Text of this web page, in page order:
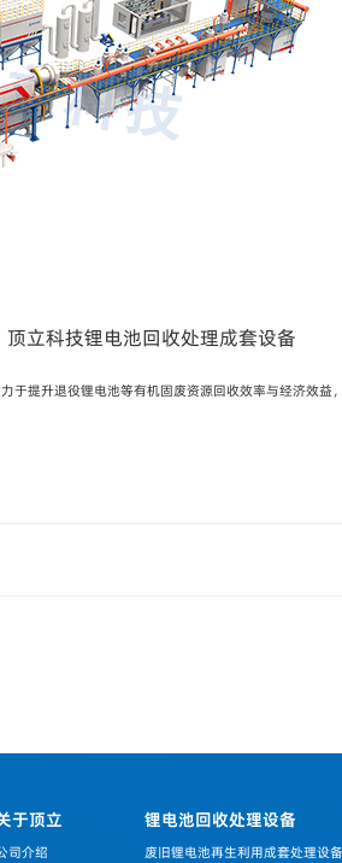
顶立科技锂电池回收处理成套设备
于提升退役锂电池等有机固废资源回收效率与经济效
于顶立
司介绍
锂电池回收处理设备
废旧锂电池再生利用成套处理设备